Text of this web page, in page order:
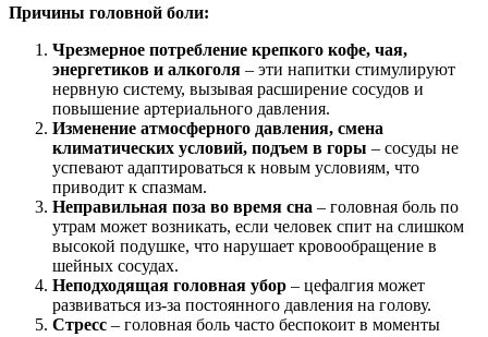
Причины головной боли:
Чрезмерное потребление крепкого кофе, чая,
энергетиков и алкоголя – эти напитки стимулируют
нервную систему, вызывая расширение сосудов и
повышение артериального давления.
Изменение атмосферного давления, смена
климатических условий, подъем в горы – сосуды не
успевают адаптироваться к новым условиям, что
приводит к спазмам.
Неправильная поза во время сна – головная боль по
утрам может возникать, если человек спит на слишком
высокой подушке, что нарушает кровообращение в
шейных сосудах.
Неподходящая головная убор – цефалгия может
развиваться из-за постоянного давления на голову.
Стресс – головная боль часто беспокоит в моменты